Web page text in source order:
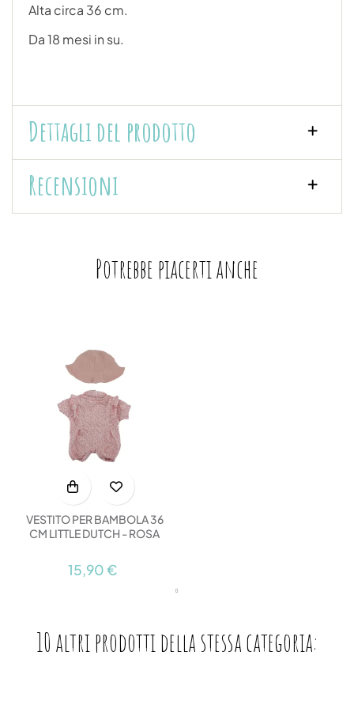
Alta circa 36 cm.
Da 18 mesi in su.
Dettagli del prodotto
Recensioni
Potrebbe piacerti anche
VESTITO PER BAMBOLA 36
CM LITTLE DUTCH - ROSA
15,90 €
10 altri prodotti della stessa categoria: